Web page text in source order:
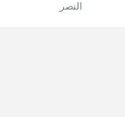
النصر